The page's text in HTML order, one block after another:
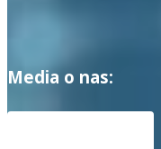
Media o nas: